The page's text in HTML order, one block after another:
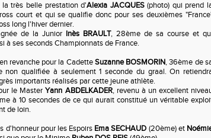
très belle prestation d'Alexia JACQUES(photo) qui prend
court et qui se qualifie donc pour ses deuxièmes
long l'hiver dernier.
de la Junior Inès BRAULT, 28ème de sa course et
à ses seconds Championnats de France.
revanche pour la CadetteSuzanne BOSMORIN, 36ème de
non qualifiée à seulement 1 seconde du graal. On
importants réalisés par cette jeune athlète.
le MasterYann ABDELKADER, revenu à un excellent
à 10 secondes de ce qui aurait constitué un véritable
de loin.
d'honneur pour les Espoirs Ema SECHAUD (20ème) et